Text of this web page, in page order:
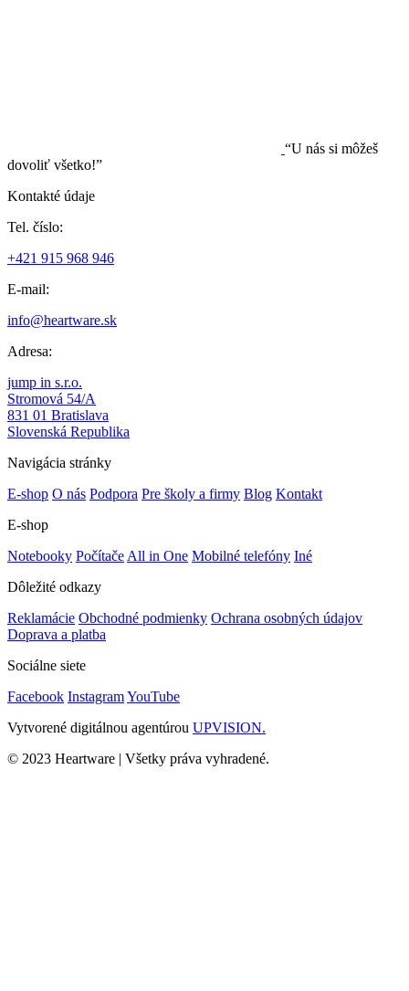
“U nás si môžeš
dovoliť všetko!”
Kontakté údaje
Tel. číslo:
+421 915 968 946
E-mail:
info@heartware.sk
Adresa:
jump in s.r.o.
Stromová 54/A
831 01 Bratislava
Slovenská Republika
Navigácia stránky
E-shop O nás Podpora Pre školy a firmy Blog Kontakt
E-shop
Notebooky Počítače All in One Mobilné telefóny Iné
Dôležité odkazy
Reklamácie Obchodné podmienky Ochrana osobných údajov
Doprava a platba
Sociálne siete
Facebook InstagramYouTube
Vytvorené digitálnou agentúrou UPVISION.
© 2023 Heartware | Všetky práva vyhradené.